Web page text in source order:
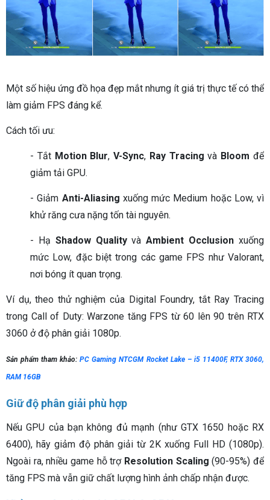
Một số hiệu ứng đồ họa đẹp mắt nhưng ít giá trị thực tế có thể
làm giảm FPS đáng kể.
Cách tối ưu:
- Tắt Motion Blur,V-Sync, Ray Tracing và Bloom để
giảm tải GPU.
- Giảm Anti-Aliasing xuống mức Medium hoặc Low, vì
khử răng cưa nặng tốn tài nguyên.
- Hạ Shadow QualityvàAmbient Occlusion xuống
mức Low, đặc biệt trong các game FPS như Valorant,
nơi bóng ít quan trọng.
Ví dụ, theo thử nghiệm của Digital Foundry, tắt Ray Tracing
trong Call of Duty: Warzone tăng FPS từ 60 lên 90 trên RTX
3060 ở độ phân giải 1080p.
Sản phẩm tham khảo:PC Gaming NTCGM Rocket Lake – i5 11400F, RTX 3060,
RAM 16GB
Giữ độ phân giải phù hợp
Nếu GPU của bạn không đủ mạnh (như GTX 1650 hoặc RX
6400), hãy giảm độ phân giải từ 2K xuống Full HD (1080p).
Ngoài ra, nhiều game hỗ trợ Resolution Scaling (90-95%) để
tăng FPS mà vẫn giữ chất lượng hình ảnh chấp nhận được.